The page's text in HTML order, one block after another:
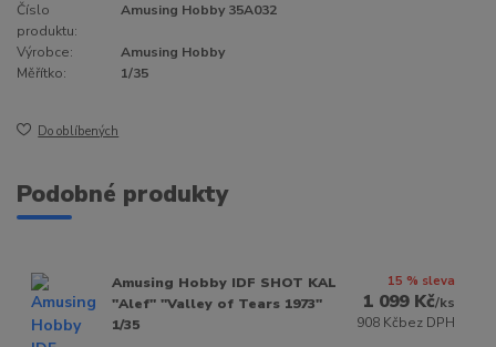
Číslo
produktu:
Amusing Hobby 35A032
Výrobce:
Amusing Hobby
Měřítko:
1/35
Do oblíbených
Podobné produkty
Amusing Hobby IDF SHOT KAL
"Alef" "Valley of Tears 1973"
1/35
15 % sleva
1 099 Kč/ks
908 Kčbez DPH